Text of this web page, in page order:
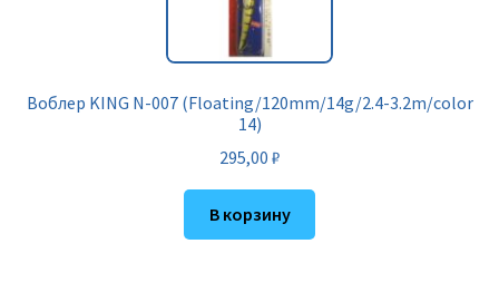
Воблер KING N-007 (Floating/120mm/14g/2.4-3.2m/color
14)
295,00 ₽
В корзину